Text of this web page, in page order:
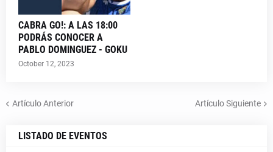
CABRA GO!: A LAS 18:00
PODRÁS CONOCER A
PABLO DOMINGUEZ - GOKU
October 12, 2023
Artículo Anterior Artículo Siguiente
LISTADO DE EVENTOS